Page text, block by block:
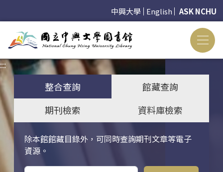
中興大學 English ASK NCHU
:::
整合查詢
館藏查詢
期刊檢索
資料庫檢索
除本館館藏目錄外，可同時查詢期刊文章等電子
資源。
關鍵字搜尋